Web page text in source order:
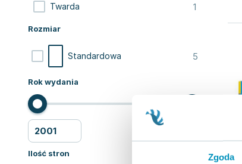
Zgoda
Twarda 1
Rozmiar
Standardowa 5
Rok wydania
Ilość stron